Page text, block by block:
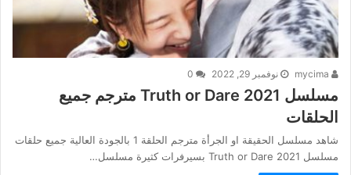
نوفمبر 29, 2022
مسلسل Truth or Dare 2021 مترجم جميع
الحلقات
شاهد مسلسل الحقيقة او الجرأة مترجم الحلقة 1 بالجودة العالية جميع حلقات
مسلسل Truth or Dare 2021 بسيرفرات كثيرة مسلسل…